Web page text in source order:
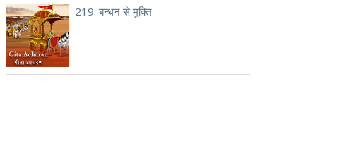
219. बन्धन से मुक्ति